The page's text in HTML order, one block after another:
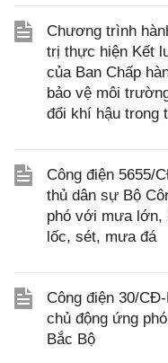
Chương trình
trị thực hiện Kết
của Ban Chấp
bảo vệ môi
đổi khí hậu trong
Công điện 5655/
thủ dân sự Bộ
phó với mưa lớn,
lốc, sét, mưa đá
Công điện 30/
chủ động ứng
Bắc Bộ